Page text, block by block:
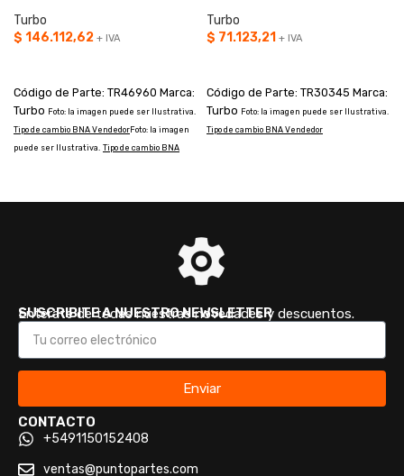
Turbo
$ 146.112,62 + IVA
Código de Parte: TR46960 Marca:
Turbo Foto: la imagen puede ser Ilustrativa.
Tipo de cambio BNA Vendedor Foto: la imagen
puede ser Ilustrativa. Tipo de cambio BNA
Turbo
$ 71.123,21 + IVA
Código de Parte: TR30345 Marca:
Turbo Foto: la imagen puede ser Ilustrativa.
Tipo de cambio BNA Vendedor
SUSCRIBITE A NUESTRO NEWSLETTER
Enterate de todas nuestras novedades y descuentos.
Enviar
CONTACTO
+5491150152408
ventas@puntopartes.com